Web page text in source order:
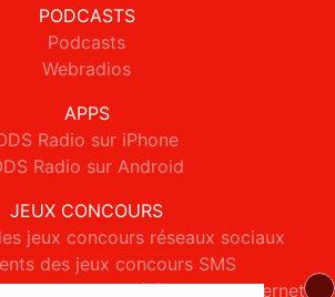
PODCASTS
Podcasts
Webradios
APPS
Radio sur iPhone
Radio sur Android
JEUX CONCOURS
jeux concours réseaux sociaux
des jeux concours SMS
jeux concours téléphone et internet